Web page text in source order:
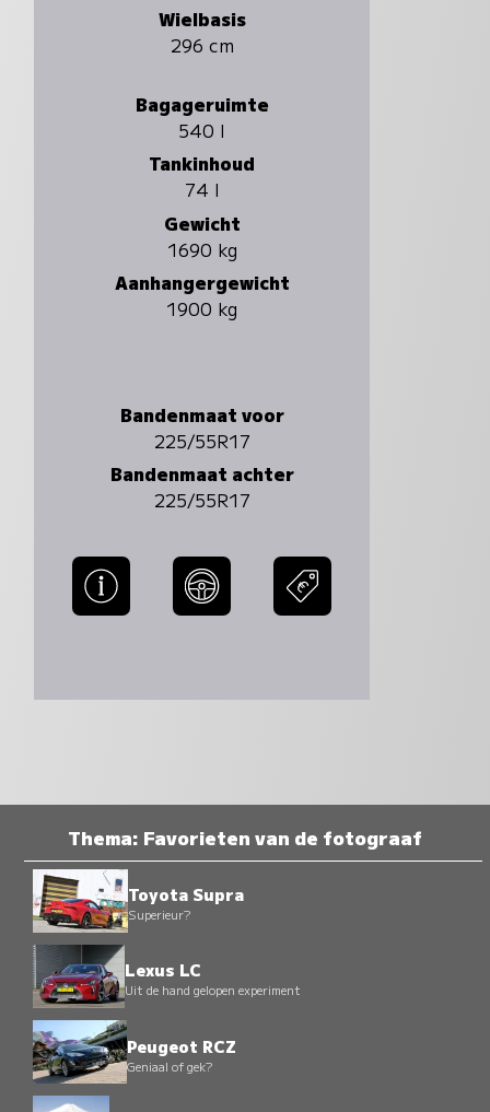
Wielbasis
296 cm
Bagageruimte
540 l
Tankinhoud
74 l
Gewicht
1690 kg
Aanhangergewicht
1900 kg
Bandenmaat voor
225/55R17
Bandenmaat achter
225/55R17
Thema: Favorieten van de fotograaf
Toyota Supra
Superieur?
Lexus LC
Uit de hand gelopen experiment
Peugeot RCZ
Geniaal of gek?